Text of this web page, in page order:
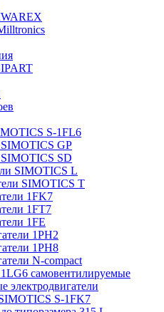
S-1FL6
GP
SD
SIMOTICS L
SIMOTICS T
1FK7
1FT7
1FE
1PH2
1PH8
N-compact
cамовентилируемые
S-1FK7